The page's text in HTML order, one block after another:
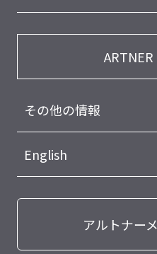
その他の情報
English
アルトナー